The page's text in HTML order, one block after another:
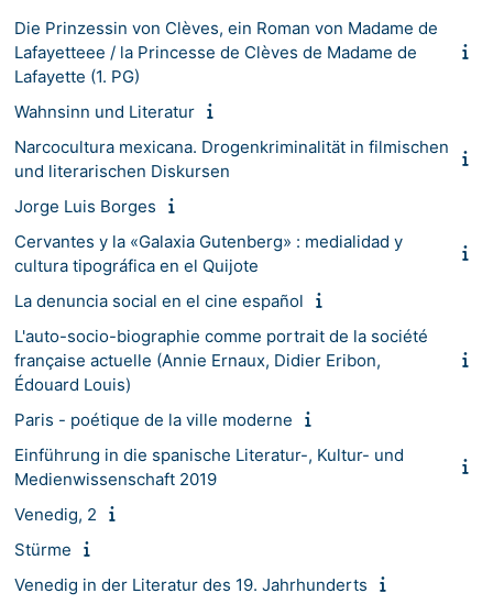
Die Prinzessin von Clèves, ein Roman von Madame de
Lafayetteee / la Princesse de Clèves de Madame de
Lafayette (1. PG)
Wahnsinn und Literatur
Narcocultura mexicana. Drogenkriminalität in filmischen
und literarischen Diskursen
Jorge Luis Borges
Cervantes y la «Galaxia Gutenberg» : medialidad y
cultura tipográfica en el Quijote
La denuncia social en el cine español
L'auto-socio-biographie comme portrait de la société
française actuelle (Annie Ernaux, Didier Eribon,
Édouard Louis)
Paris - poétique de la ville moderne
Einführung in die spanische Literatur-, Kultur- und
Medienwissenschaft 2019
Venedig, 2
Stürme
Venedig in der Literatur des 19. Jahrhunderts